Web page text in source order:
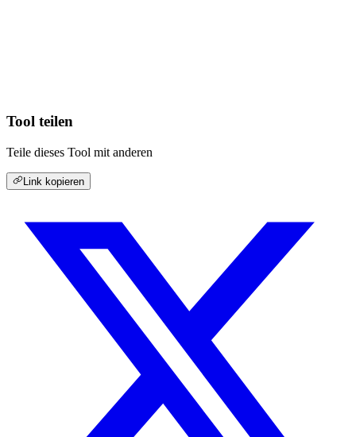
Tool teilen
Teile dieses Tool mit anderen
Link kopieren